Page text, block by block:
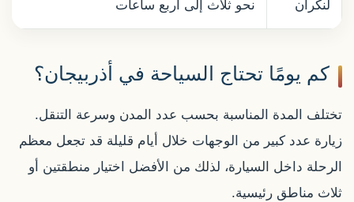
لنكران نحو ثلاث إلى أربع ساعات
كم يومًا تحتاج السياحة في أذربيجان؟
تختلف المدة المناسبة بحسب عدد المدن وسرعة التنقل.
زيارة عدد كبير من الوجهات خلال أيام قليلة قد تجعل معظم
الرحلة داخل السيارة، لذلك من الأفضل اختيار منطقتين أو
ثلاث مناطق رئيسية.